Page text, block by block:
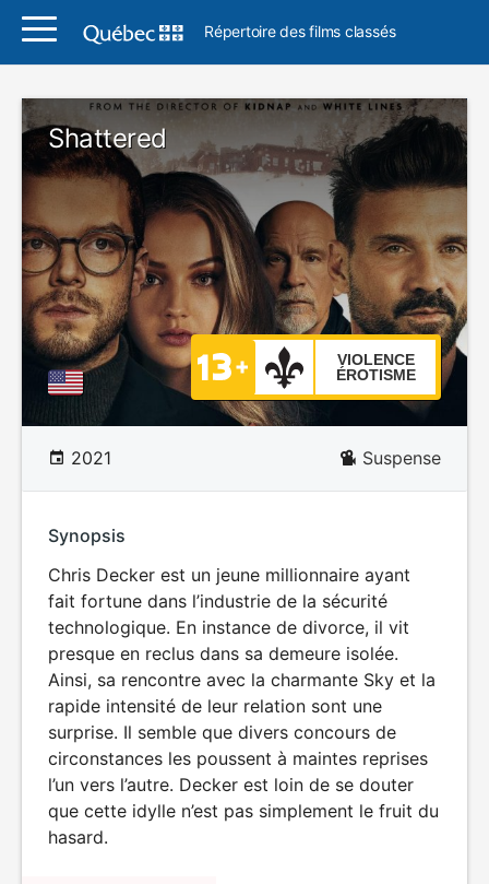
Répertoire des films classés
Shattered
VIOLENCE
ÉROTISME
2021 Suspense
Synopsis
Chris Decker est un jeune millionnaire ayant
fait fortune dans l’industrie de la sécurité
technologique. En instance de divorce, il vit
presque en reclus dans sa demeure isolée.
Ainsi, sa rencontre avec la charmante Sky et la
rapide intensité de leur relation sont une
surprise. Il semble que divers concours de
circonstances les poussent à maintes reprises
l’un vers l’autre. Decker est loin de se douter
que cette idylle n’est pas simplement le fruit du
hasard.